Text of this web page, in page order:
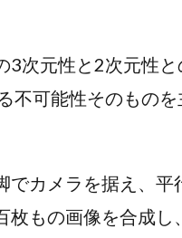
3次元性と2次元性と
不可能性そのものを
カメラを据え、平
枚もの画像を合成し